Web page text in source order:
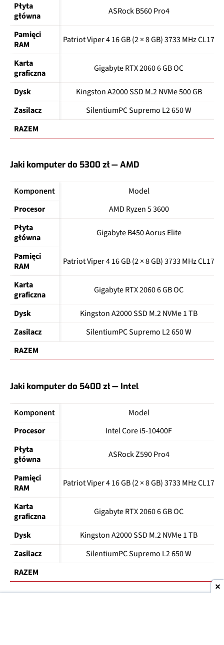
Płyta
główna
ASRock B560 Pro4
Pamięci
RAM
Patriot Viper 4 16 GB (2 × 8 GB) 3733 MHz CL17
Karta
graficzna
Gigabyte RTX 2060 6 GB OC
Dysk
Kingston A2000 SSD M.2 NVMe 500 GB
Zasilacz
SilentiumPC Supremo L2 650 W
RAZEM
Jaki komputer do 5300 zł — AMD
Komponent
Model
Procesor
AMD Ryzen 5 3600
Płyta
główna
Gigabyte B450 Aorus Elite
Pamięci
RAM
Patriot Viper 4 16 GB (2 × 8 GB) 3733 MHz CL17
Karta
graficzna
Gigabyte RTX 2060 6 GB OC
Dysk
Kingston A2000 SSD M.2 NVMe 1 TB
Zasilacz
SilentiumPC Supremo L2 650 W
RAZEM
Jaki komputer do 5400 zł — Intel
Komponent
Model
Procesor
Intel Core i5-10400F
Płyta
główna
ASRock Z590 Pro4
Pamięci
RAM
Patriot Viper 4 16 GB (2 × 8 GB) 3733 MHz CL17
Karta
graficzna
Gigabyte RTX 2060 6 GB OC
Dysk
Kingston A2000 SSD M.2 NVMe 1 TB
Zasilacz
SilentiumPC Supremo L2 650 W
RAZEM